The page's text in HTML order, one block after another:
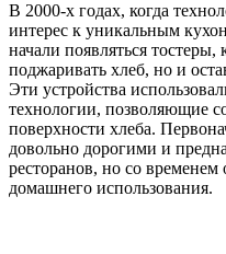
В 2000-х годах, когда
интерес к уникальным
начали появляться тостеры,
поджаривать хлеб, но и
Эти устройства
технологии, позволяющие
поверхности хлеба.
довольно дорогими и
ресторанов, но со
домашнего использования.